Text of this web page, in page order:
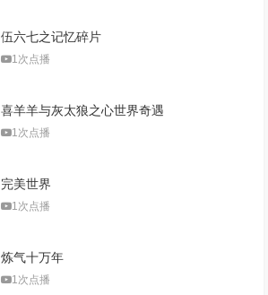
伍六七之记忆碎片
1次点播
喜羊羊与灰太狼之心世界奇遇
1次点播
完美世界
1次点播
炼气十万年
1次点播